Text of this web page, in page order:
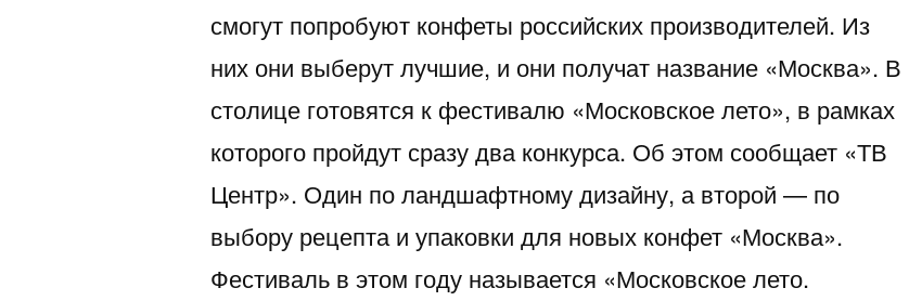
смогут попробуют конфеты российских производителей. Из
них они выберут лучшие, и они получат название «Москва». В
столице готовятся к фестивалю «Московское лето», в рамках
которого пройдут сразу два конкурса. Об этом сообщает «ТВ
Центр». Один по ландшафтному дизайну, а второй — по
выбору рецепта и упаковки для новых конфет «Москва».
Фестиваль в этом году называется «Московское лето.